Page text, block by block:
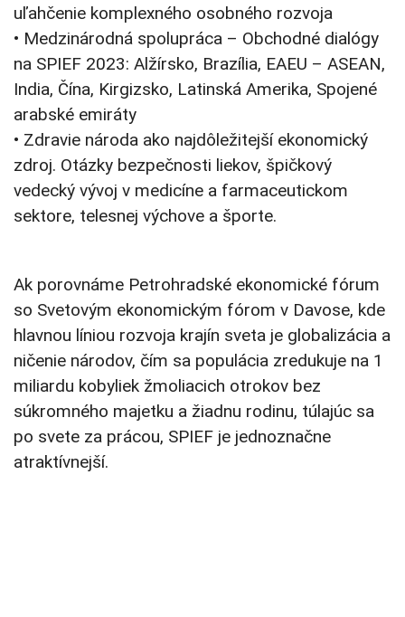
uľahčenie komplexného osobného rozvoja
• Medzinárodná spolupráca – Obchodné dialógy
na SPIEF 2023: Alžírsko, Brazília, EAEU – ASEAN,
India, Čína, Kirgizsko, Latinská Amerika, Spojené
arabské emiráty
• Zdravie národa ako najdôležitejší ekonomický
zdroj. Otázky bezpečnosti liekov, špičkový
vedecký vývoj v medicíne a farmaceutickom
sektore, telesnej výchove a športe.
Ak porovnáme Petrohradské ekonomické fórum
so Svetovým ekonomickým fórom v Davose, kde
hlavnou líniou rozvoja krajín sveta je globalizácia a
ničenie národov, čím sa populácia zredukuje na 1
miliardu kobyliek žmoliacich otrokov bez
súkromného majetku a žiadnu rodinu, túlajúc sa
po svete za prácou, SPIEF je jednoznačne
atraktívnejší.